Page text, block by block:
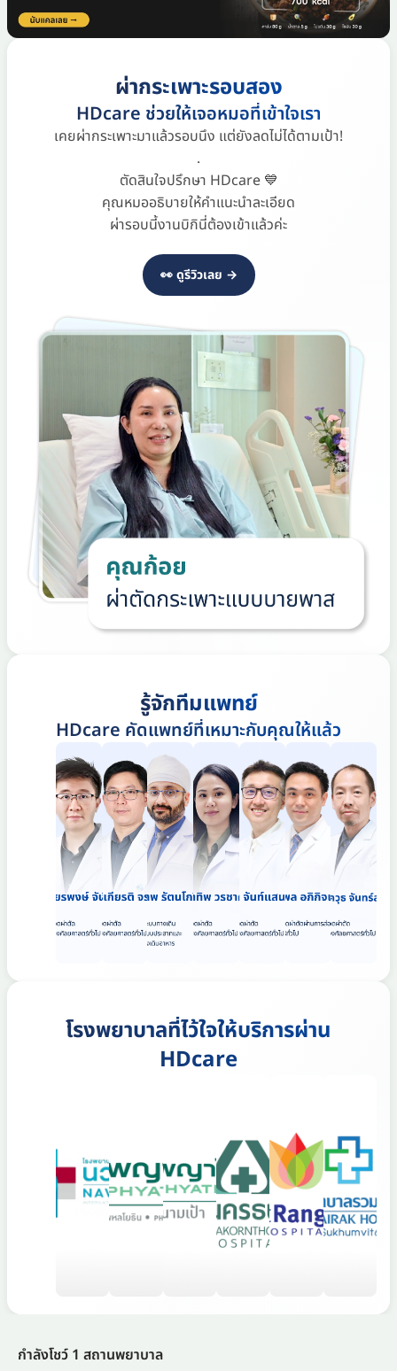
ผ่ากระเพาะรอบสอง
HDcare ช่วยให้เจอหมอที่เข้าใจเรา
เคยผ่ากระเพาะมาแล้วรอบนึง แต่ยังลดไม่ได้ตามเป้า!
.
ตัดสินใจปรึกษา HDcare 💙
คุณหมออธิบายให้คำแนะนำละเอียด
ผ่ารอบนี้งานบิกินี่ต้องเข้าแล้วค่ะ
👀 ดูรีวิวเลย →
รู้จักทีมแพทย์
HDcare คัดแพทย์ที่เหมาะกับคุณให้แล้ว
โรงพยาบาลที่ไว้ใจให้บริการผ่าน
HDcare
กำลังโชว์ 1 สถานพยาบาล